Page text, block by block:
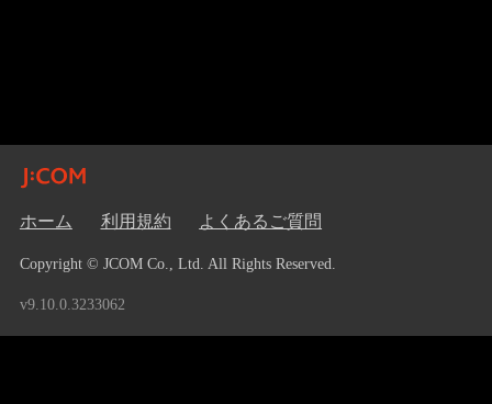
ホーム 利用規約 よくあるご質問
Copyright © JCOM Co., Ltd. All Rights Reserved.
v9.10.0.3233062